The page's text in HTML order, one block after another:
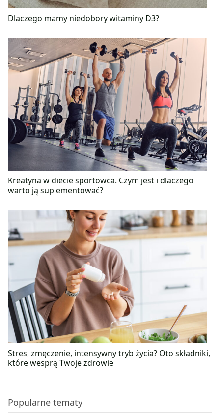
Dlaczego mamy niedobory witaminy D3?
Kreatyna w diecie sportowca. Czym jest i dlaczego
warto ją suplementować?
Stres, zmęczenie, intensywny tryb życia? Oto składniki,
które wesprą Twoje zdrowie
Popularne tematy